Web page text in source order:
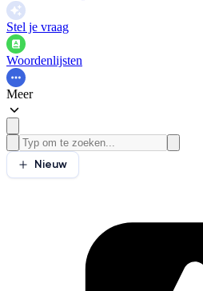
Stel je vraag
Woordenlijsten
Meer
Nieuw